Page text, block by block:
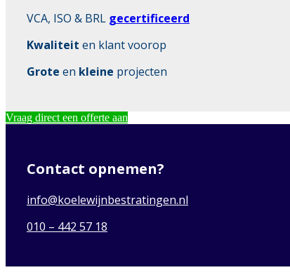
VCA, ISO & BRL gecertificeerd
Kwaliteit en klant voorop
Grote en kleine projecten
Vraag direct een offerte aan
Contact opnemen?
info@koelewijnbestratingen.nl
010 – 442 57 18